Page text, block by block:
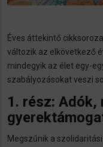
Éves áttekintő
változik az elkövetkező
mindegyik az élet egy-
szabályozásokat veszi
1. rész: Adók,
Megszűnik a